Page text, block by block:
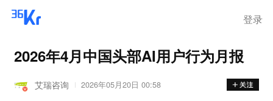
登录
2026年4月中国头部AI用户行为月报
艾瑞咨询 2026年05月20日 00:58